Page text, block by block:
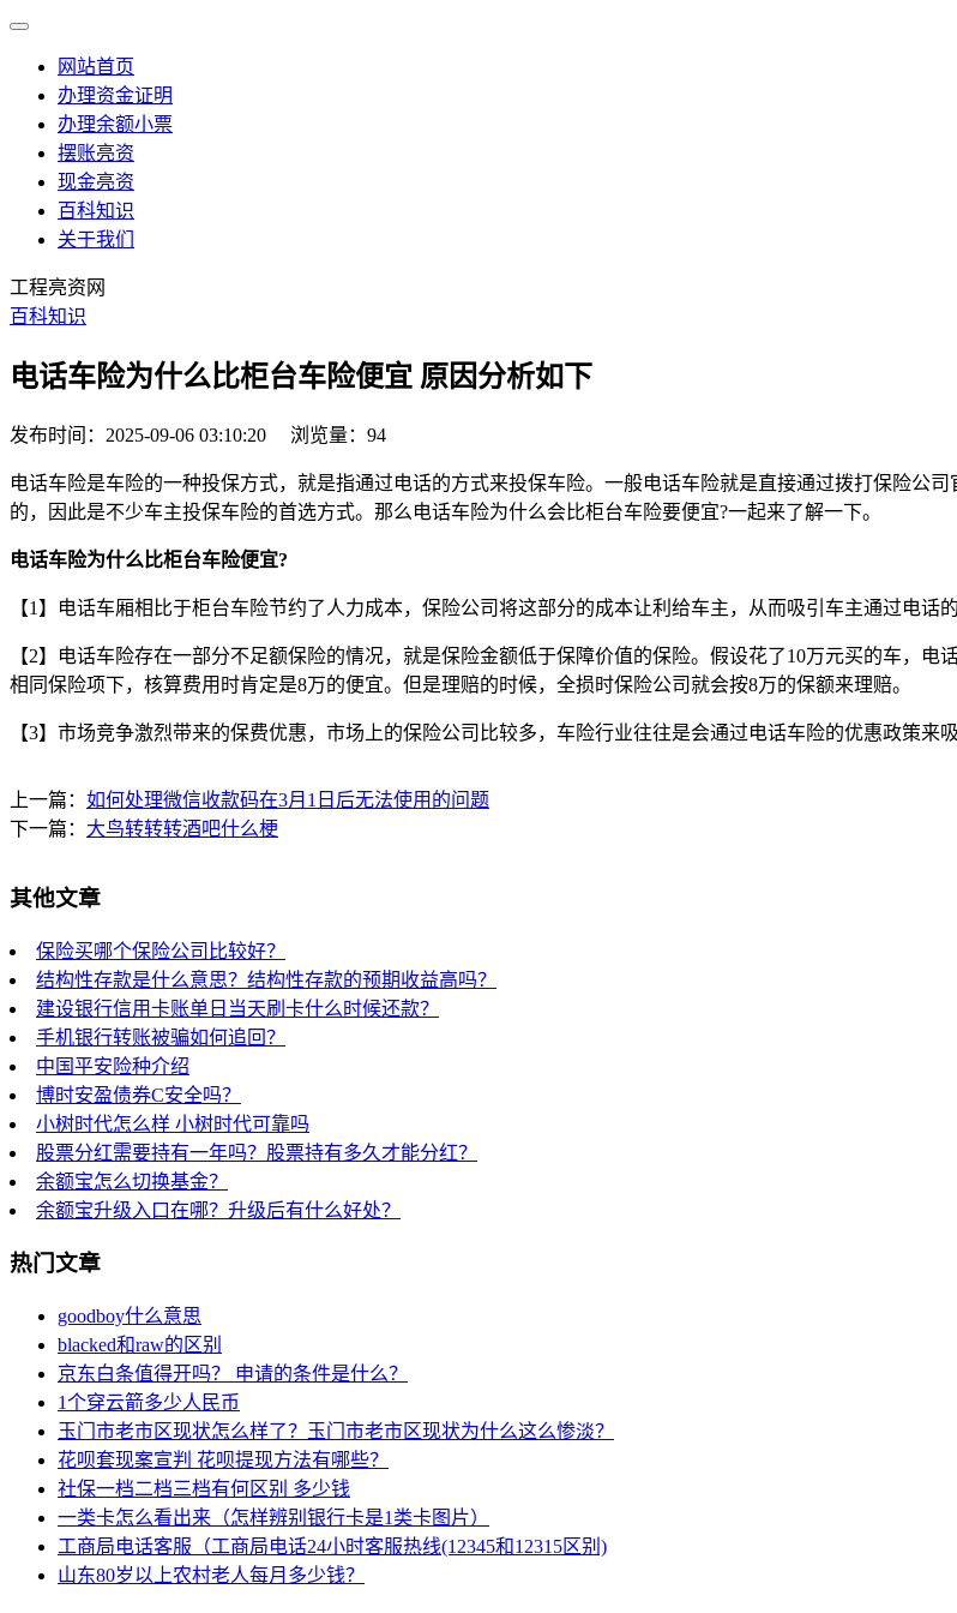
网站首页
办理资金证明
办理余额小票
摆账亮资
现金亮资
百科知识
关于我们
工程亮资网
百科知识
电话车险为什么比柜台车险便宜 原因分析如下
发布时间：2025-09-06 03:10:20 浏览量：94
电话车险是车险的一种投保方式，就是指通过电话的方式来投保车险。一般电话车险就是直接通过拨打保险公
的，因此是不少车主投保车险的首选方式。那么电话车险为什么会比柜台车险要便宜?一起来了解一下。
电话车险为什么比柜台车险便宜?
【1】电话车厢相比于柜台车险节约了人力成本，保险公司将这部分的成本让利给车主，从而吸引车主通过电话
【2】电话车险存在一部分不足额保险的情况，就是保险金额低于保障价值的保险。假设花了10万元买的车，
相同保险项下，核算费用时肯定是8万的便宜。但是理赔的时候，全损时保险公司就会按8万的保额来理赔。
【3】市场竞争激烈带来的保费优惠，市场上的保险公司比较多，车险行业往往是会通过电话车险的优惠政策来
上一篇： 如何处理微信收款码在3月1日后无法使用的问题
下一篇： 大鸟转转转酒吧什么梗
其他文章
保险买哪个保险公司比较好？
结构性存款是什么意思？结构性存款的预期收益高吗？
建设银行信用卡账单日当天刷卡什么时候还款？
手机银行转账被骗如何追回？
中国平安险种介绍
博时安盈债券C安全吗？
小树时代怎么样 小树时代可靠吗
股票分红需要持有一年吗？股票持有多久才能分红？
余额宝怎么切换基金？
余额宝升级入口在哪？升级后有什么好处？
热门文章
goodboy什么意思
blacked和raw的区别
京东白条值得开吗？ 申请的条件是什么？
1个穿云箭多少人民币
玉门市老市区现状怎么样了？玉门市老市区现状为什么这么惨淡？
花呗套现案宣判 花呗提现方法有哪些？
社保一档二档三档有何区别 多少钱
一类卡怎么看出来（怎样辨别银行卡是1类卡图片）
工商局电话客服（工商局电话24小时客服热线(12345和12315区别)
山东80岁以上农村老人每月多少钱？